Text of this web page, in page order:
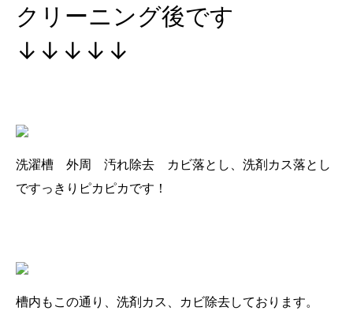
クリーニング後です
↓↓↓↓↓
洗濯槽 外周 汚れ除去 カビ落とし、洗剤カス落とし
ですっきりピカピカです！
槽内もこの通り、洗剤カス、カビ除去しております。